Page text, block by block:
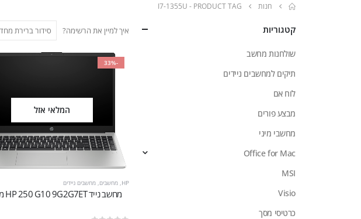
חנות PRODUCT TAG -
I7-1355U
איך למיין את הרשימה?
-33%
המלאי אזל
HP מחשבים מחשבים ניידים
קטגוריות
שולחנות מחשב
תיקים למחשבים ניידים
לוח אם
מבצע פורים
מחשבי מיני
Office for Mac
MSI
Visio
כרטיסי מסך